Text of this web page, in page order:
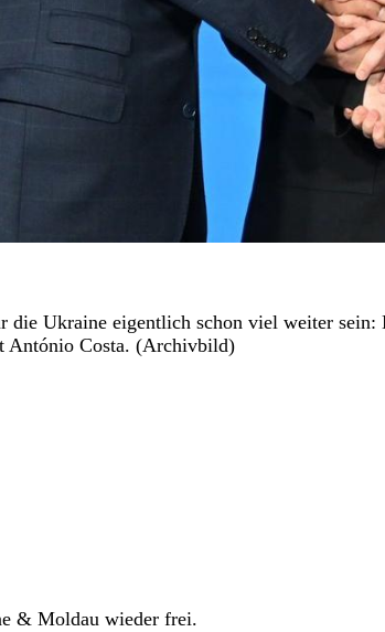
die Ukraine eigentlich schon viel weiter
António Costa. (Archivbild)
& Moldau wieder frei.